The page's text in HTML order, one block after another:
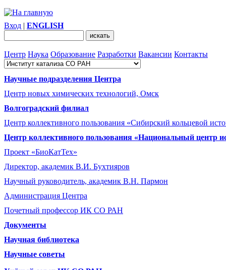
Вход | ENGLISH
Центр Наука Образование Разработки Вакансии Контакты
Научные подразделения Центра
Центр новых химических технологий, Омск
Волгоградский филиал
Центр коллективного пользования «Сибирский кольцевой
Центр коллективного пользования «Национальный центр
Проект «БиоКатТех»
Директор, академик В.И. Бухтияров
Научный руководитель, академик В.Н. Пармон
Администрация Центра
Почетный профессор ИК СО РАН
Документы
Научная библиотека
Научные советы